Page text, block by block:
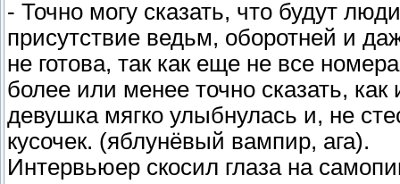
- Точно могу сказать, что будут
присутствие ведьм, оборотней и
не готова, так как еще не все
более или менее точно сказать,
девушка мягко улыбнулась и, не
кусочек. (яблунёвый вампир, ага).
Интервьюер скосил глаза на